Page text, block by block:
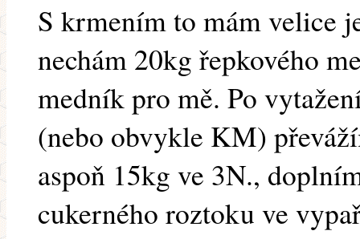
S krmením to mám velice
nechám 20kg řepkového
medník pro mě. Po
(nebo obvykle KM)
aspoň 15kg ve 3N.,
cukerného roztoku ve